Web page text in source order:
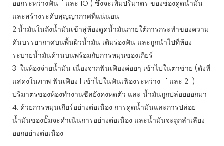
ออกระหว่างฟัน l' และ 1O') ซึ่งจะเพิ่มปริมาตร ของช่องดูดน้ำมัน
และสร้างระดับสุญญากาศที่แน่นอน
2.น้ำมันในถังน้ำมันเข้าสู่ห้องดูดน้ำมันภายใต้การกระทำของความ
ดันบรรยากาศบนพื้นผิวน้ำมัน เติมร่องฟัน และถูกนำไปที่ห้อง
ระบายน้ำมันด้านบนพร้อมกับการหมุนของเกียร์
3. ในห้องจ่ายน้ำมัน เนื่องจากฟันเฟืองค่อยๆ เข้าไปในตาข่าย (ดังที่
แสดงในภาพ ฟันเฟือง l เข้าไปในฟันเฟืองระหว่าง l ' และ 2 ')
ปริมาตรของห้องทำงานซีลยังคงหดตัว และ น้ำมันถูกปล่อยออกมา
4. ด้วยการหมุนเกียร์อย่างต่อเนื่อง การดูดน้ำมันและการปล่อย
น้ำมันของปั๊มจะดำเนินการอย่างต่อเนื่อง และน้ำมันจะถูกลำเลียง
ออกอย่างต่อเนื่อง